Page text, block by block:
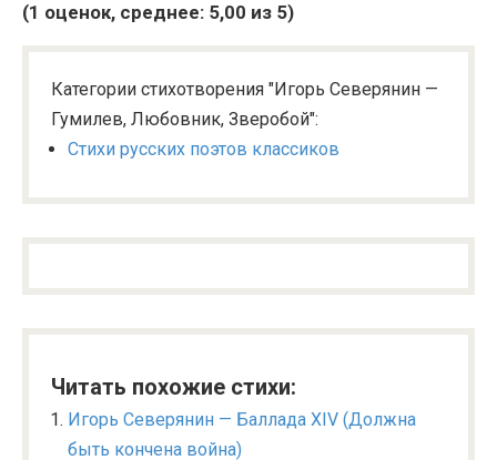
(1 оценок, среднее: 5,00 из 5)
Категории стихотворения "Игорь Северянин —
Гумилев, Любовник, Зверобой":
Стихи русских поэтов классиков
Читать похожие стихи:
Игорь Северянин — Баллада XIV (Должна
быть кончена война)